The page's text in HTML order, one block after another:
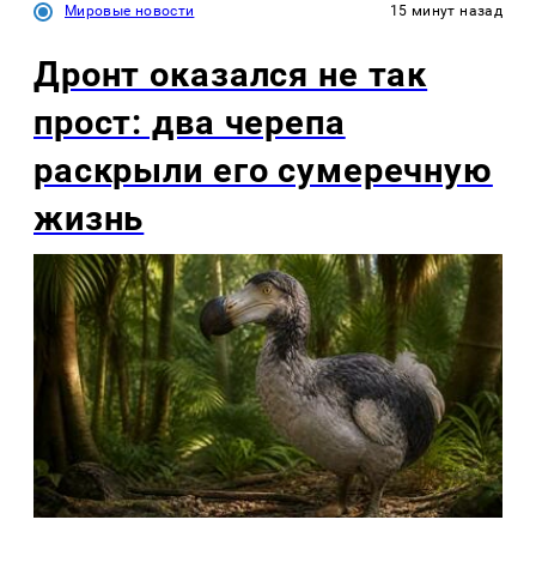
Мировые новости 15 минут назад
Дронт оказался не так
прост: два черепа
раскрыли его сумеречную
жизнь